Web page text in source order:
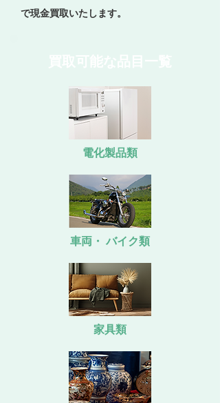
で現金買取いたします。
電化製品類
車両・ バイク類
家具類